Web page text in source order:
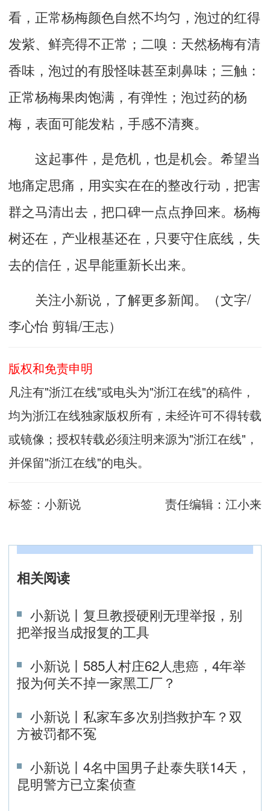
看，正常杨梅颜色自然不均匀，泡过的红得
发紫、鲜亮得不正常；二嗅：天然杨梅有清
香味，泡过的有股怪味甚至刺鼻味；三触：
正常杨梅果肉饱满，有弹性；泡过药的杨
梅，表面可能发粘，手感不清爽。
这起事件，是危机，也是机会。希望当
地痛定思痛，用实实在在的整改行动，把害
群之马清出去，把口碑一点点挣回来。杨梅
树还在，产业根基还在，只要守住底线，失
去的信任，迟早能重新长出来。
关注小新说，了解更多新闻。（文字/
李心怡 剪辑/王志）
版权和免责申明
凡注有"浙江在线"或电头为"浙江在线"的稿件，
均为浙江在线独家版权所有，未经许可不得转载
或镜像；授权转载必须注明来源为"浙江在线"，
并保留"浙江在线"的电头。
标签： 小新说 责任编辑： 江小来
相关阅读
小新说丨复旦教授硬刚无理举报，别
把举报当成报复的工具
小新说丨585人村庄62人患癌，4年举
报为何关不掉一家黑工厂？
小新说丨私家车多次别挡救护车？双
方被罚都不冤
小新说丨4名中国男子赴泰失联14天，
昆明警方已立案侦查